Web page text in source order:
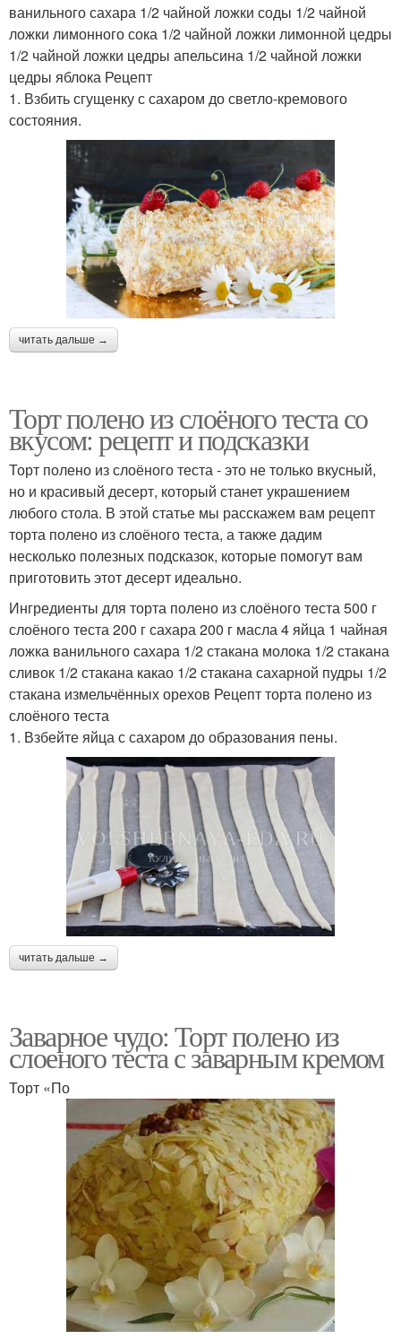
ванильного сахара 1/2 чайной ложки соды 1/2 чайной
ложки лимонного сока 1/2 чайной ложки лимонной цедры
1/2 чайной ложки цедры апельсина 1/2 чайной ложки
цедры яблока Рецепт
1. Взбить сгущенку с сахаром до светло-кремового
состояния.
читать дальше →
Торт полено из слоёного теста со
вкусом: рецепт и подсказки
Торт полено из слоёного теста - это не только вкусный,
но и красивый десерт, который станет украшением
любого стола. В этой статье мы расскажем вам рецепт
торта полено из слоёного теста, а также дадим
несколько полезных подсказок, которые помогут вам
приготовить этот десерт идеально.
Ингредиенты для торта полено из слоёного теста 500 г
слоёного теста 200 г сахара 200 г масла 4 яйца 1 чайная
ложка ванильного сахара 1/2 стакана молока 1/2 стакана
сливок 1/2 стакана какао 1/2 стакана сахарной пудры 1/2
стакана измельчённых орехов Рецепт торта полено из
слоёного теста
1. Взбейте яйца с сахаром до образования пены.
читать дальше →
Заварное чудо: Торт полено из
слоеного теста с заварным кремом
Торт «По